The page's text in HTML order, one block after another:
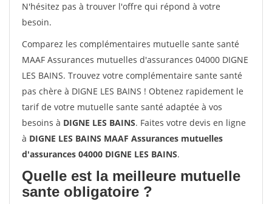
N'hésitez pas à trouver l'offre qui répond à votre
besoin.
Comparez les complémentaires mutuelle sante santé
MAAF Assurances mutuelles d'assurances 04000 DIGNE
LES BAINS. Trouvez votre complémentaire sante santé
pas chère à DIGNE LES BAINS ! Obtenez rapidement le
tarif de votre mutuelle sante santé adaptée à vos
besoins à DIGNE LES BAINS. Faites votre devis en ligne
à DIGNE LES BAINS MAAF Assurances mutuelles
d'assurances 04000 DIGNE LES BAINS.
Quelle est la meilleure mutuelle
sante obligatoire ?